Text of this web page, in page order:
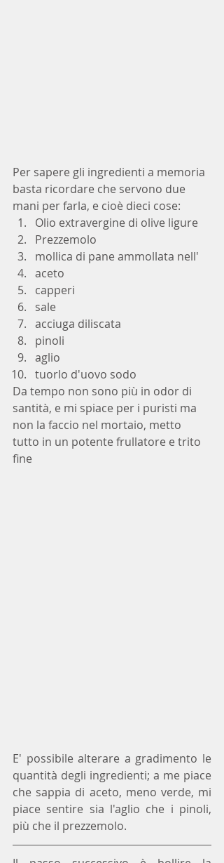
Per sapere gli ingredienti a memoria
basta ricordare che servono due
mani per farla, e cioè dieci cose:
Olio extravergine di olive ligure
Prezzemolo
mollica di pane ammollata nell'
aceto
capperi
sale
acciuga diliscata
pinoli
aglio
tuorlo d'uovo sodo
Da tempo non sono più in odor di
santità, e mi spiace per i puristi ma
non la faccio nel mortaio, metto
tutto in un potente frullatore e trito
fine
E' possibile alterare a gradimento le
quantità degli ingredienti; a me piace
che sappia di aceto, meno verde, mi
piace sentire sia l'aglio che i pinoli,
più che il prezzemolo.